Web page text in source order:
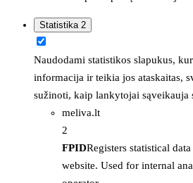
Statistika 2
Naudodami statistikos slapukus,
informacija ir teikia jos ataskaitas,
sužinoti, kaip lankytojai sąveikauja
meliva.lt
2
FPIDRegisters statistical
website. Used for internal